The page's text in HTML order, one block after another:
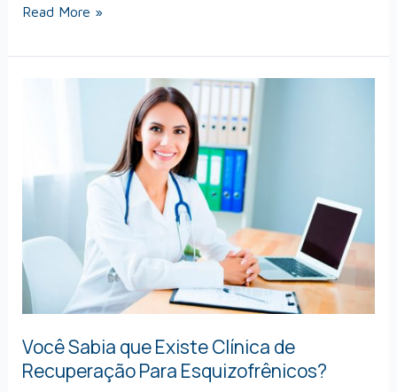
Read More »
Você Sabia que Existe Clínica de
Recuperação Para Esquizofrênicos?
Clínica
Esquizofrênicos?